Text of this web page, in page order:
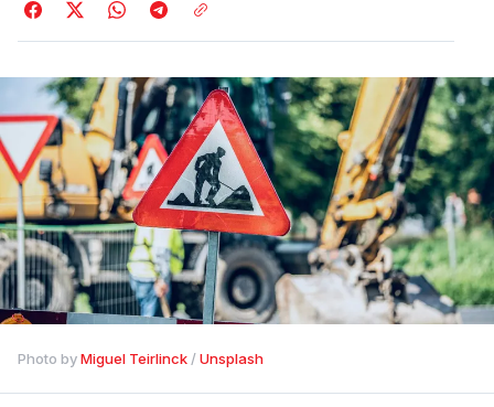
Photo by Miguel Teirlinck / Unsplash